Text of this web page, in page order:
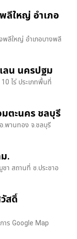
พลีใหญ่ อำเภอ
พลีใหญ่ อำเภอบางพลี
ลน นครปฐม
ไร่ ประเภทพื้นที่
มตะนคร ชลบุรี
.พานทอง จ.ชลบุรี
.
ชา สถานที่ ซ.ประชาอ
สดิ์
าร Google Map